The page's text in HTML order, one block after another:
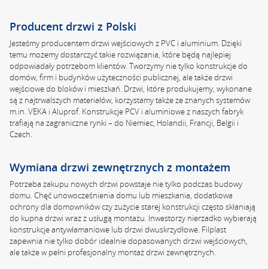
Producent drzwi z Polski
Jesteśmy producentem drzwi wejściowych z PVC i aluminium. Dzięki
temu możemy dostarczyć takie rozwiązania, które będą najlepiej
odpowiadały potrzebom klientów. Tworzymy nie tylko konstrukcje do
domów, firm i budynków użyteczności publicznej, ale także drzwi
wejściowe do bloków i mieszkań. Drzwi, które produkujemy, wykonane
są z najtrwalszych materiałów, korzystamy także ze znanych systemów
m.in. VEKA i Aluprof. Konstrukcje PCV i aluminiowe z naszych fabryk
trafiają na zagraniczne rynki – do Niemiec, Holandii, Francji, Belgii i
Czech.
Wymiana drzwi zewnętrznych z montażem
Potrzeba zakupu nowych drzwi powstaje nie tylko podczas budowy
domu. Chęć unowocześnienia domu lub mieszkania, dodatkowa
ochrony dla domowników czy zużycie starej konstrukcji często skłaniają
do kupna drzwi wraz z usługą montażu. Inwestorzy nierzadko wybierają
konstrukcje antywłamaniowe lub drzwi dwuskrzydłowe. Filplast
zapewnia nie tylko dobór idealnie dopasowanych drzwi wejściowych,
ale także w pełni profesjonalny montaż drzwi zewnętrznych.